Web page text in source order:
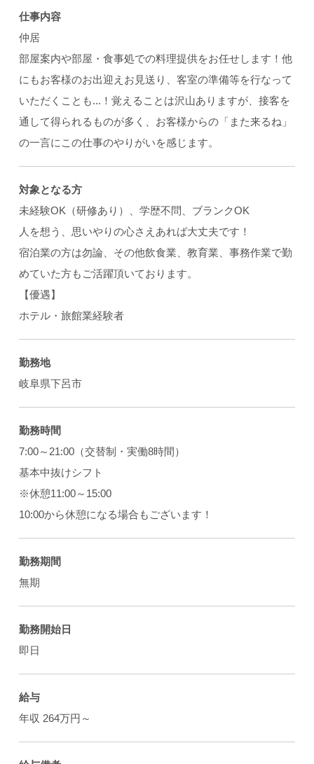
仕事内容
仲居
部屋案内や部屋・食事処での料理提供をお任せします！他
にもお客様のお出迎えお見送り、客室の準備等を行なって
いただくことも...！覚えることは沢山ありますが、接客を
通して得られるものが多く、お客様からの「また来るね」
の一言にこの仕事のやりがいを感じます。
対象となる方
未経験OK（研修あり）、学歴不問、ブランクOK
人を想う、思いやりの心さえあれば大丈夫です！
宿泊業の方は勿論、その他飲食業、教育業、事務作業で勤
めていた方もご活躍頂いております。
【優遇】
ホテル・旅館業経験者
勤務地
岐阜県下呂市
勤務時間
7:00～21:00（交替制・実働8時間）
基本中抜けシフト
※休憩11:00～15:00
10:00から休憩になる場合もございます！
勤務期間
無期
勤務開始日
即日
給与
年収 264万円～